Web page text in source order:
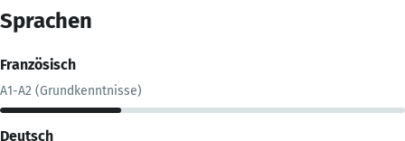
Sprachen
Französisch
A1-A2 (Grundkenntnisse)
Deutsch